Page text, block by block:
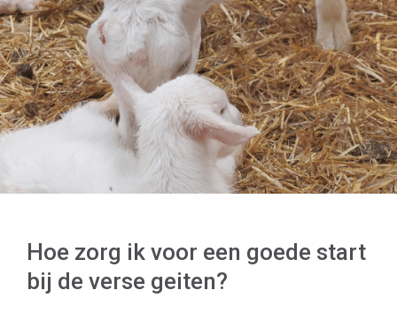
Hoe zorg ik voor een goede start
bij de verse geiten?